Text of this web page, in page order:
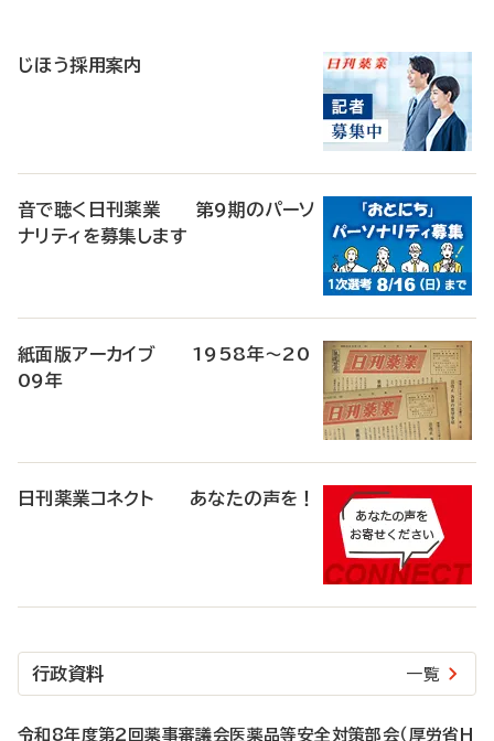
じほう採用案内
音で聴く日刊薬業 第9期のパーソ
ナリティを募集します
紙面版アーカイブ 1958年～20
09年
日刊薬業コネクト あなたの声を！
行政資料 一覧
令和8年度第2回薬事審議会医薬品等安全対策部会（厚労省H